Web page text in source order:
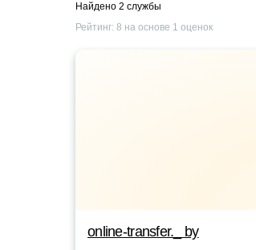
Найдено 2 службы
Рейтинг: 8 на основе 1 оценок
online-transfer._ by